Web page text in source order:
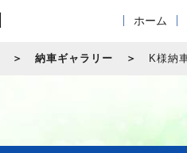
ホーム
納車ギャラリー K様納